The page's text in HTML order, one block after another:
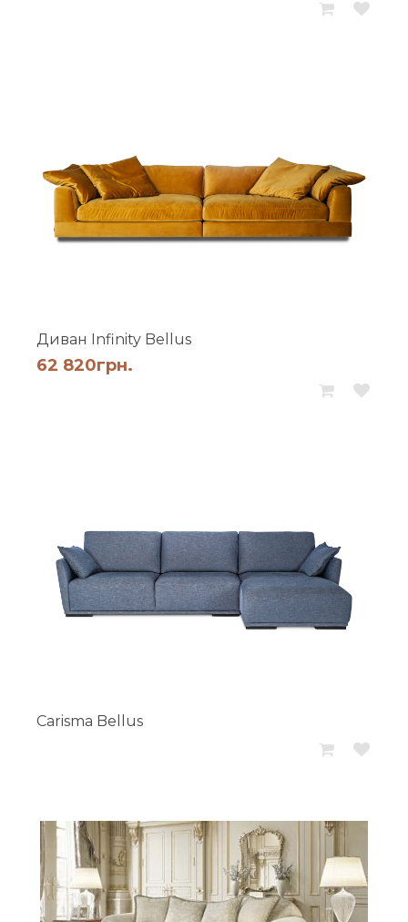
Диван Infinity Bellus
62 820грн.
Carisma Bellus